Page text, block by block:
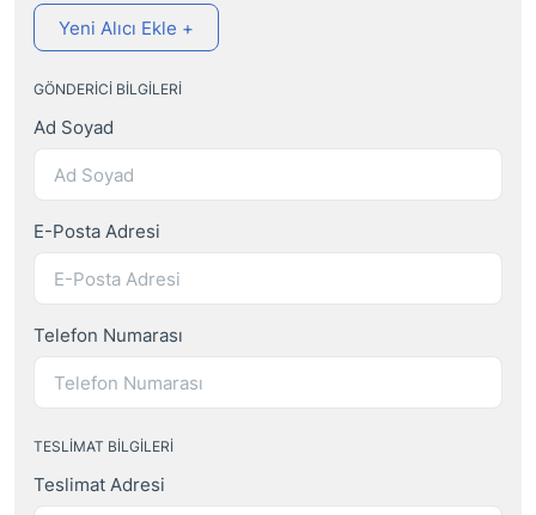
Yeni Alıcı Ekle +
GÖNDERICI BILGILERI
Ad Soyad
E-Posta Adresi
Telefon Numarası
TESLIMAT BILGILERI
Teslimat Adresi